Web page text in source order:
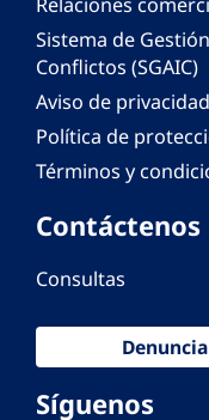
Sistema de
Conflictos (SGAIC)
Aviso de privacidad
Política de
Términos y
Contáctenos
Consultas
Síguenos